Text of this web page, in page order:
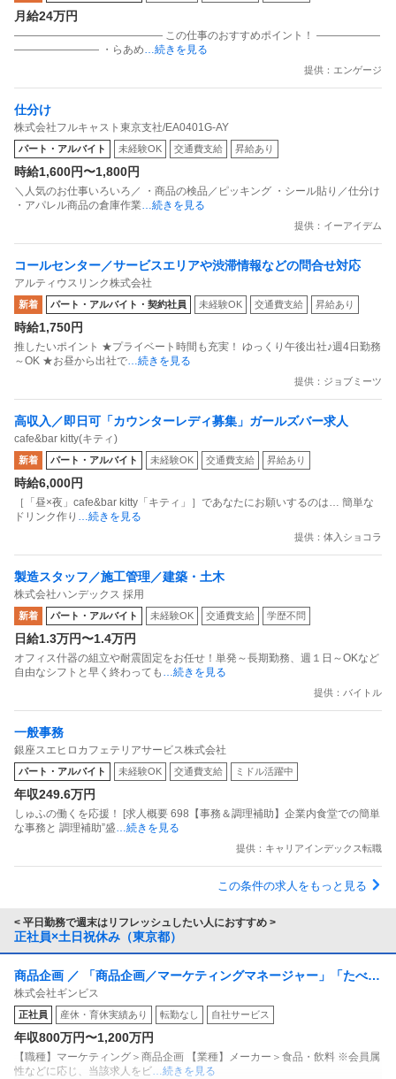
月給24万円
―――――――――――――― この仕事のおすすめポイント！ ――――――
―――――――― ・らあめ…続きを見る
提供：エンゲージ
仕分け
株式会社フルキャスト東京支社/EA0401G-AY
パート・アルバイト 未経験OK 交通費支給 昇給あり
時給1,600円〜1,800円
＼人気のお仕事いろいろ／ ・商品の検品／ピッキング ・シール貼り／仕分け
・アパレル商品の倉庫作業…続きを見る
提供：イーアイデム
コールセンター／サービスエリアや渋滞情報などの問合せ対応
アルティウスリンク株式会社
新着 パート・アルバイト・契約社員 未経験OK 交通費支給 昇給あり
時給1,750円
推したいポイント ★プライベート時間も充実！ ゆっくり午後出社♪週4日勤務
～OK ★お昼から出社で…続きを見る
提供：ジョブミーツ
高収入／即日可「カウンターレディ募集」ガールズバー求人
cafe&bar kitty(キティ)
新着 パート・アルバイト 未経験OK 交通費支給 昇給あり
時給6,000円
［「昼×夜」cafe&bar kitty「キティ」］であなたにお願いするのは… 簡単な
ドリンク作り …続きを見る
提供：体入ショコラ
製造スタッフ／施工管理／建築・土木
株式会社ハンデックス 採用
新着 パート・アルバイト 未経験OK 交通費支給 学歴不問
日給1.3万円〜1.4万円
オフィス什器の組立や耐震固定をお任せ！単発～長期勤務、週１日～OKなど
自由なシフトと早く終わっても …続きを見る
提供：バイトル
一般事務
銀座スエヒロカフェテリアサービス株式会社
パート・アルバイト 未経験OK 交通費支給 ミドル活躍中
年収249.6万円
しゅふの働くを応援！ [求人概要 698【事務＆調理補助】企業内食堂での簡単
な事務と 調理補助”盛…続きを見る
提供：キャリアインデックス転職
この条件の求人をもっと見る
< 平日勤務で週末はリフレッシュしたい人におすすめ >
正社員×土日祝休み（東京都）
商品企画 ／ 「商品企画／マーケティングマネージャー」「たべっ
子どうぶつ」でお馴染みのお菓子メーカー ギンビス「「しみチョ
ココーン」「アスパラガス」などのロングセラー商品を製造／土
日祝休み／転勤なし／勤務地日本橋」（株式会社ギンビス）
株式会社ギンビス
正社員 産休・育休実績あり 転勤なし 自社サービス
年収800万円〜1,200万円
【職種】マーケティング＞商品企画 【業種】メーカー＞食品・飲料 ※会員属
性などに応じ、当該求人をビ…続きを見る